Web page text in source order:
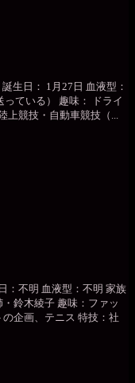
生日： 1月27日 血液型：
ている） 趣味： ドライ
競技・自動車競技（...
：不明 血液型：不明 家族
鈴木綾子 趣味：ファッ
企画、テニス 特技：社